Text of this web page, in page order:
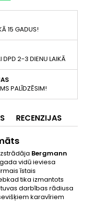
15 GADUS!
DPD 2-3 DIENU LAIKĀ
PALĪDZĒSIM!
RECENZIJAS
Bergmann
vidū ieviesa
īstais
tika izmantots
darbības rādiusa
karavīriem